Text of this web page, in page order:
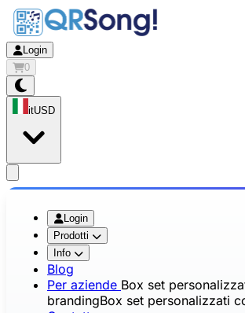
Login
0
itUSD
Login
Prodotti
Info
Blog
Per aziende Box set
brandingBox set personalizzati